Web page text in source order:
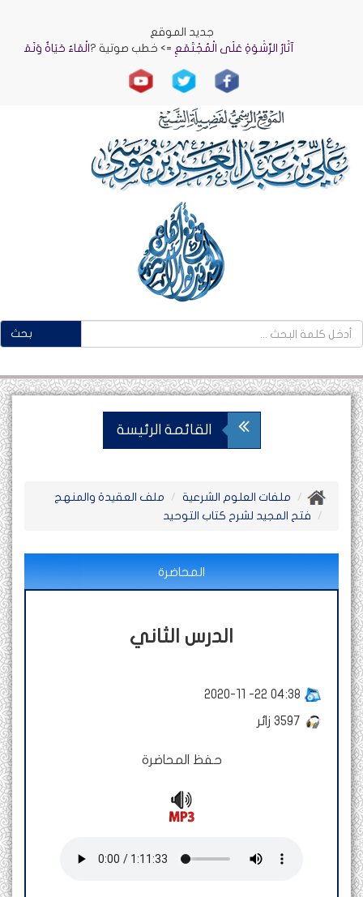
جديد الموقع
الْمَاءُ حَيَاةٌ وَنَمَاءٌ=> آثَارُ الرِّشْوَةِ عَلَى الْمُجْتَمَعِ=> خطب صوتية ?
بحث
القائمة الرئيسة
ملفات العلوم الشرعية
ملف العقيدة والمنهج
فتح المجيد لشرح كتاب التوحيد
المحاضرة
الدرس الثاني
2020-11 -22 04:38
3597 زائر
حفظ المحاضرة